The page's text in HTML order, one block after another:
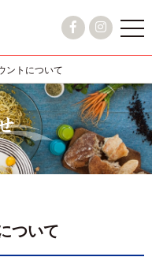
ントについて
ついて